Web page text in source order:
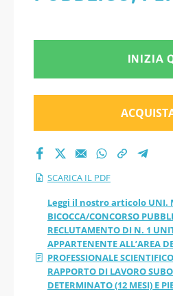
N. 1
ALL’AREA
SETTORE
UNITA’ DI
DEI
SCIENTIFICO
RAPPORTO
INIZIA
SCARICA IL PDF
Leggi il nostro articolo UNI.
BICOCCA/CONCORSO
RECLUTAMENTO DI N. 1
APPARTENENTE ALL’AREA
PROFESSIONALE
RAPPORTO DI LAVORO
DETERMINATO (12 MESI) E